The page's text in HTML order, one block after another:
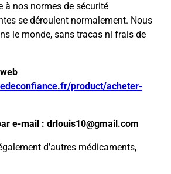
à nos normes de sécurité
se déroulent normalement. Nous
le monde, sans tracas ni frais de
product/acheter-
e-mail : drlouis10@gmail.com
d’autres médicaments,